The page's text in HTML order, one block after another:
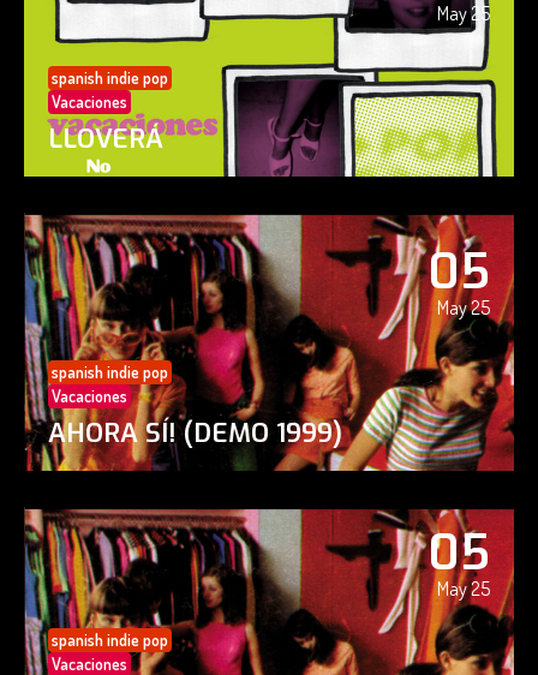
May 25
spanish indie pop
Vacaciones
LLOVERÁ
05
May 25
spanish indie pop
Vacaciones
AHORA SÍ! (DEMO 1999)
05
May 25
spanish indie pop
Vacaciones